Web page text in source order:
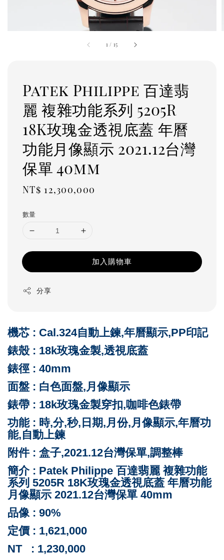
1 / 15
Patek Philippe 百達翡
麗 複雜功能系列 5205R
18K玫瑰金透視底蓋 年曆
功能月像顯示 2021.12台灣
保單 40mm
Regular
NT$ 12,300,000
數量
加入購物車
分享
機芯 : Cal.324自動上鍊,年曆顯示,PP印記
錶殼 : 18k玫瑰金製,透視底蓋
錶徑 : 40mm
面盤 : 白色面盤,月像顯示
錶帶 : 18k玫瑰金製穿扣,咖啡色錶帶
功能 : 時,分,秒,日期,月份,月像顯示,年曆功
能,自動上鍊
附件 : 盒子,2021.12台灣保單,調整棒
簡介 : Patek Philippe 百達翡麗 複雜功能
系列 5205R 18K玫瑰金透視底蓋 年曆功能
月像顯示 2021.12台灣保單 40mm
品像 : 90%
定價 : 1,621,000
NT : 1,230,000